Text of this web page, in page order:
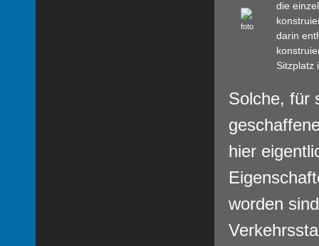
die
darin
Sitzplatz
Solche, für
hier
worden